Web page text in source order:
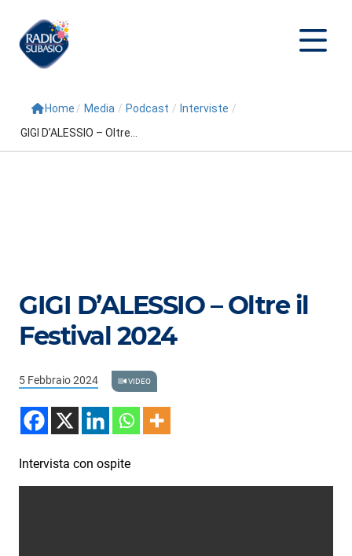
Cerca
Conduttori
Repliche
3xTe
Interviste
Playlist
Novità
Home / Media / Podcast / Interviste /
GIGI D’ALESSIO – Oltre...
GIGI D’ALESSIO – Oltre il
Festival 2024
5 Febbraio 2024 VIDEO
Intervista con ospite